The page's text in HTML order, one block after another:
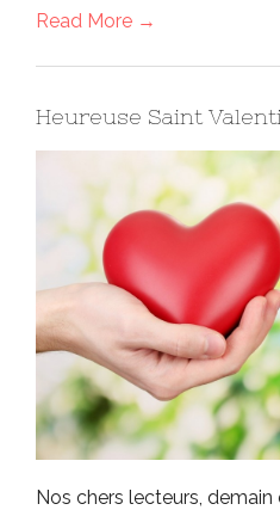
Read More →
Heureuse Saint
Nos chers lecteurs, demain